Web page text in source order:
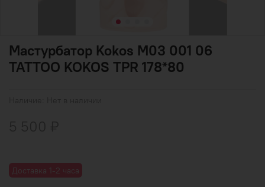
Доставка 1-2 часа
Мастурбатор Kokos M03 001 06
TATTOO KOKOS TPR 178*80